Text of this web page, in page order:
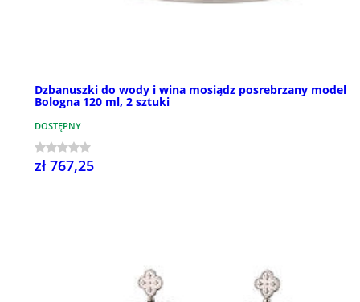
Dzbanuszki do wody i wina mosiądz posrebrzany model
Bologna 120 ml, 2 sztuki
DOSTĘPNY
zł 767,25